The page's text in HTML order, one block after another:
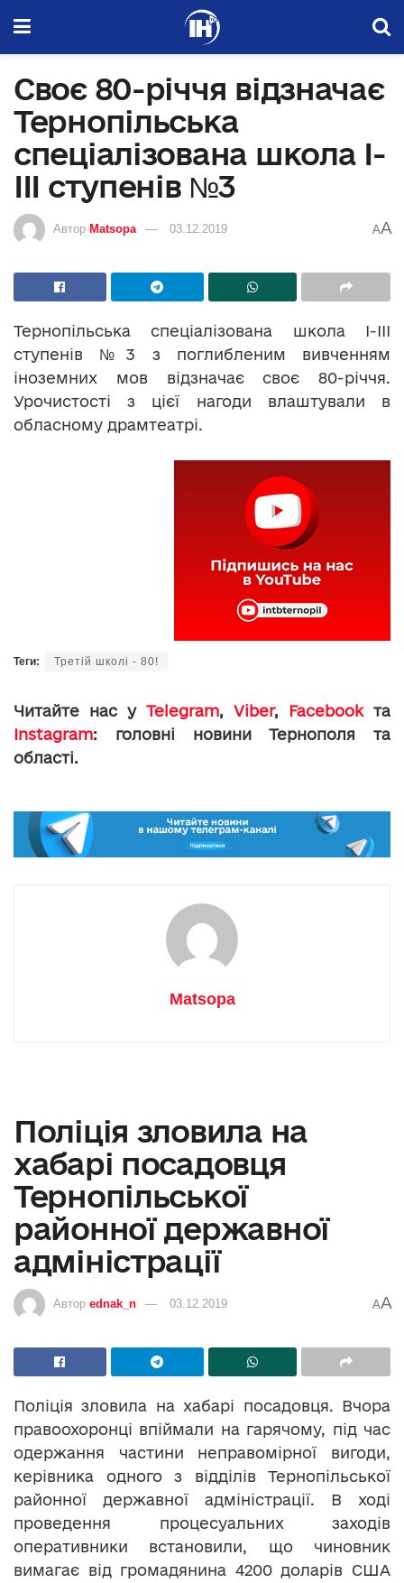
Своє 80-річчя відзначає
Тернопільська
спеціалізована школа І-
ІІІ ступенів №3
Автор Matsopa 03.12.2019 AA
Тернопільська спеціалізована школа І-ІІІ
ступенів №3 з поглибленим вивченням
іноземних мов відзначає своє 80-річчя.
Урочистості з цієї нагоди влаштували в
обласному драмтеатрі.
Теги: Третій школі - 80!
Читайте нас у Telegram, Viber, Facebookта
Instagram: головні новини Тернополя та
області.
Matsopa
Поліція зловила на
хабарі посадовця
Тернопільської
районної державної
адміністрації
Автор ednak_n 03.12.2019 AA
Поліція зловила на хабарі посадовця. Вчора
правоохоронці впіймали на гарячому, під час
одержання частини неправомірної вигоди,
керівника одного з відділів Тернопільської
районної державної адміністрації. В ході
проведення процесуальних заходів
оперативники встановили, що чиновник
вимагає від громадянина 4200 доларів США